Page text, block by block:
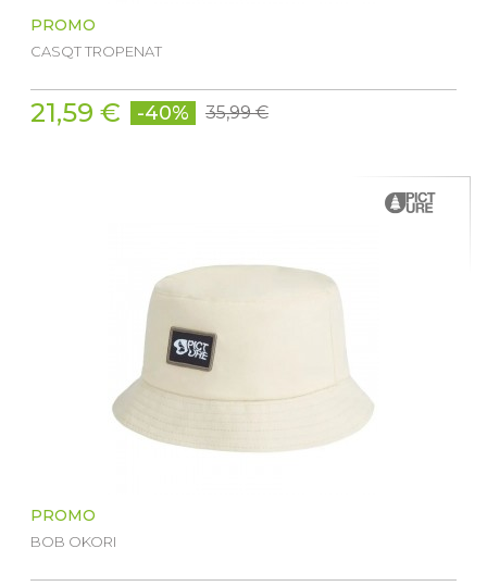
PROMO
CASQT TROPENAT
21,59 € -40% 35,99 €
PROMO
BOB OKORI